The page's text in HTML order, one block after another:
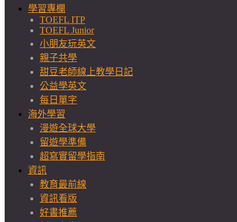
學習專欄
TOEFL ITP
TOEFL Junior
小朋友玩英文
親子共學
甜豆老師線上教學日記
公益學英文
每日單字
海外學習
漫遊全球大學
留遊學準備
超寫實留學指南
資訊
教育最前線
資訊看版
好書推薦